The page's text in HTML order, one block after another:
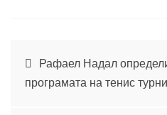
Навигация
Рафаел Надал
програмата на тенис